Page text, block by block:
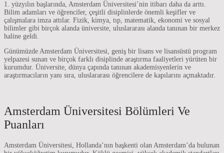
1. yüzyılın başlarında, Amsterdam Üniversitesi’nin itibarı daha da arttı.
Bilim adamları ve öğrenciler, çeşitli disiplinlerde önemli keşifler ve
çalışmalara imza attılar. Fizik, kimya, tıp, matematik, ekonomi ve sosyal
bilimler gibi birçok alanda üniversite, uluslararası alanda tanınan bir merkez
haline geldi.
Günümüzde Amsterdam Üniversitesi, geniş bir lisans ve lisansüstü program
yelpazesi sunan ve birçok farklı disiplinde araştırma faaliyetleri yürüten bir
kurumdur. Üniversite, dünya çapında tanınan akademisyenlerin ve
araştırmacıların yanı sıra, uluslararası öğrencilere de kapılarını açmaktadır.
Amsterdam Üniversitesi Bölümleri Ve
Puanları
Amsterdam Üniversitesi, Hollanda’nın başkenti olan Amsterdam’da bulunan